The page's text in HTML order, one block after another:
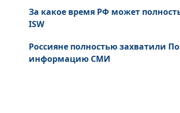
За какое время РФ может
ISW
Россияне полностью захватили
информацию СМИ